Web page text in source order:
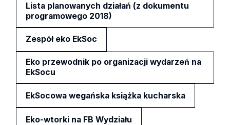
Lista planowanych działań (z dokumentu
programowego 2018)
Zespół eko EkSoc
Eko przewodnik po organizacji wydarzeń na
EkSocu
EkSocowa wegańska książka kucharska
Eko-wtorki na FB Wydziału